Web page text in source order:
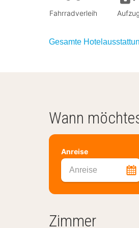
Fahrradverleih
Gesamte
Wann
Anreise
Anreise
Zimmer